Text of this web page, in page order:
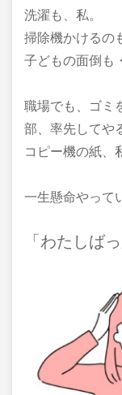
洗濯も、私。
掃除機かけるの
子どもの面倒も
職場でも、ゴミ
部、率先してや
コピー機の紙、
一生懸命やって
「わたしば